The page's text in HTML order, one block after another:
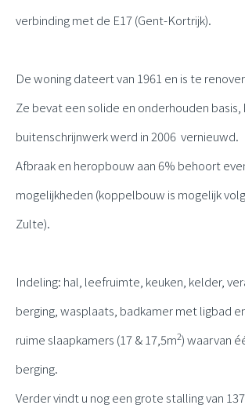
verbinding met de E17 (Gent-Kortrijk).
De woning dateert van 1961 en is te
Ze bevat een solide en onderhouden basis,
buitenschrijnwerk werd in 2006 vernieuwd.
Afbraak en heropbouw aan 6% behoort
mogelijkheden (koppelbouw is mogelijk
Zulte).
Indeling: hal, leefruimte, keuken, kelder,
berging, wasplaats, badkamer met ligbad
ruime slaapkamers (17 & 17,5m2) waarvan
berging.
Verder vindt u nog een grote stalling van